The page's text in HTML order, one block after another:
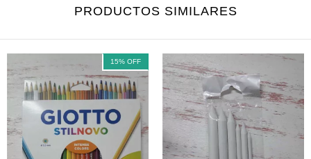
PRODUCTOS SIMILARES
15% OFF